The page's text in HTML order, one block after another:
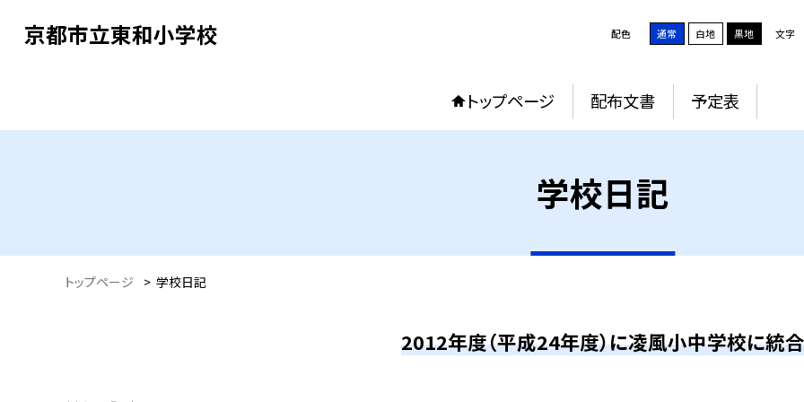
京都市立東和小学校 配色 通常 白地 黒地 文字
トップページ 配布文書 予定表
学校日記
トップページ > 学校日記
2012年度（平成24年度）に凌風小中学校に統合